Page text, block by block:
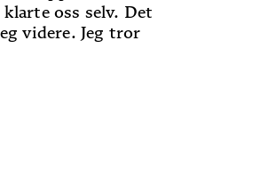
oss selv. Det
videre. Jeg tror